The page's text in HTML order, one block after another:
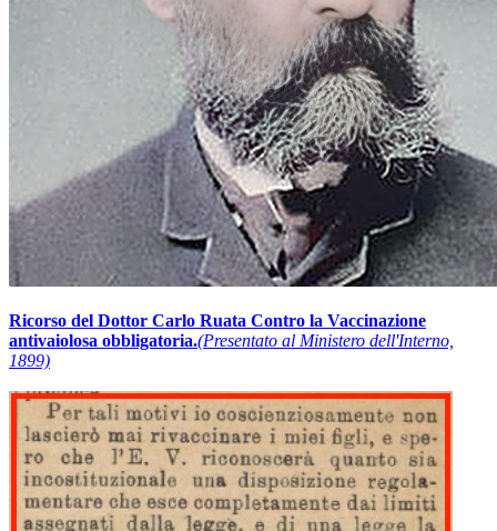
Ricorso del Dottor Carlo Ruata Contro la Vaccinazione
antivaiolosa obbligatoria.(Presentato al Ministero dell'Interno,
1899)